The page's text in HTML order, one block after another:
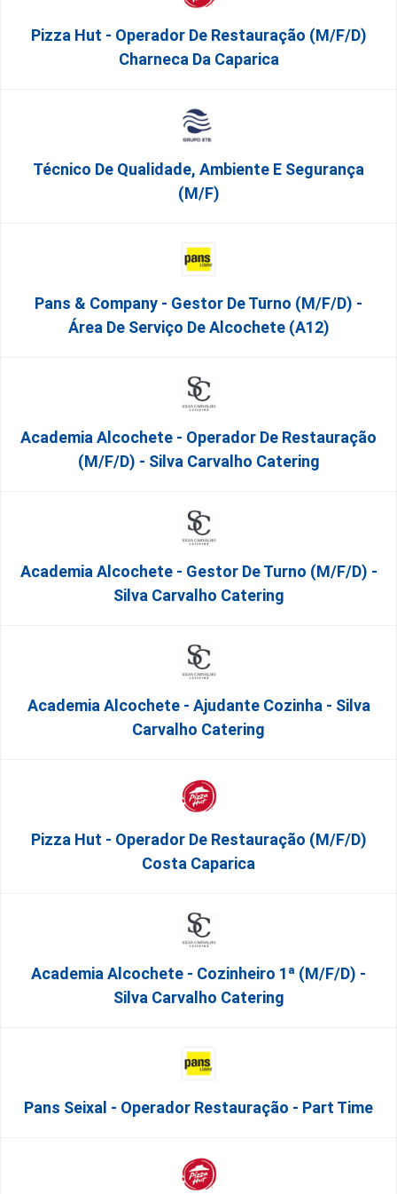
Pizza Hut - Operador De Restauração (m/f/d)
Charneca Da Caparica
Técnico De Qualidade, Ambiente E Segurança
(m/f)
Pans & Company - Gestor De Turno (m/f/d) -
Área De Serviço De Alcochete (A12)
Academia Alcochete - Operador De Restauração
(m/f/d) - Silva Carvalho Catering
Academia Alcochete - Gestor De Turno (m/f/d) -
Silva Carvalho Catering
Academia Alcochete - Ajudante Cozinha - Silva
Carvalho Catering
Pizza Hut - Operador De Restauração (m/f/d)
Costa Caparica
Academia Alcochete - Cozinheiro 1ª (m/f/d) -
Silva Carvalho Catering
Pans Seixal - Operador Restauração - Part Time